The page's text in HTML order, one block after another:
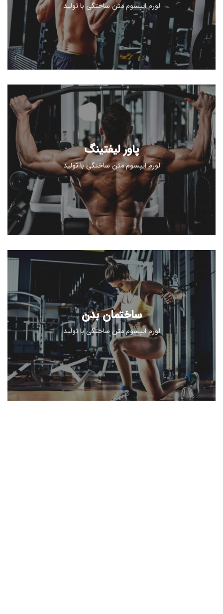
لورم ایپسوم متن ساختگی با تولید
پاور لیفتینگ
لورم ایپسوم متن ساختگی با تولید
ساختمان بدن
لورم ایپسوم متن ساختگی با تولید